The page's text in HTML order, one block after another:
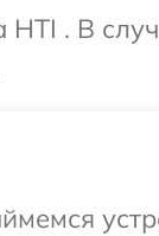
HTI . В